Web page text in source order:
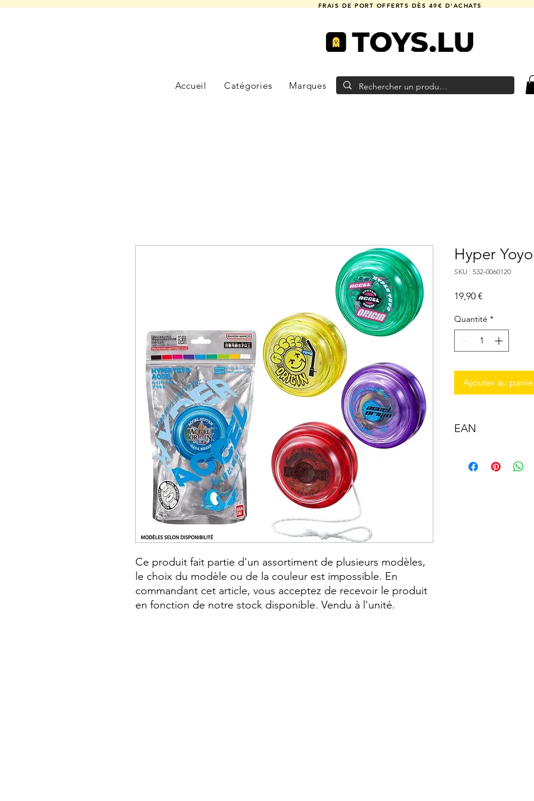
FRAIS DE PORT OFFERTS DÈS 49€ D'ACHATS
Accueil Catégories Marques
Ce produit fait partie d'un assortiment de plusieurs modèles,
le choix du modèle ou de la couleur est impossible. En
commandant cet article, vous acceptez de recevoir le produit
en fonction de notre stock disponible. Vendu à l'unité.
Hyper Yoyo
SKU : 532-0060120
19,90 €
Quantité *
Ajouter au
EAN